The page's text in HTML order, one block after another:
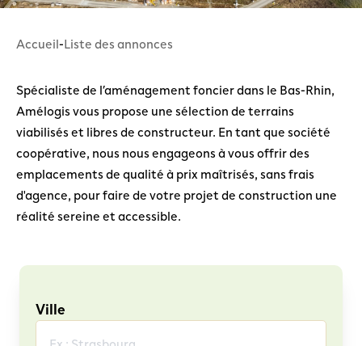
Accueil-Liste des annonces
Ville
Spécialiste de l’aménagement foncier dans le Bas-Rhin,
Amélogis vous propose une sélection de terrains
viabilisés et libres de constructeur. En tant que société
coopérative, nous nous engageons à vous offrir des
emplacements de qualité à prix maîtrisés, sans frais
d'agence, pour faire de votre projet de construction une
réalité sereine et accessible.